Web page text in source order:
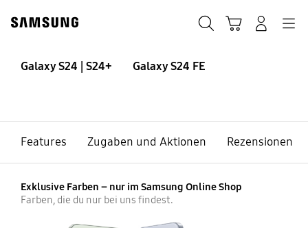
content
accessibility
Galaxy S24 | S24+ Galaxy S24 FE
Features Zugaben und Aktionen Rezensionen
Exklusive Farben – nur im Samsung Online Shop
Farben, die du nur bei uns findest.